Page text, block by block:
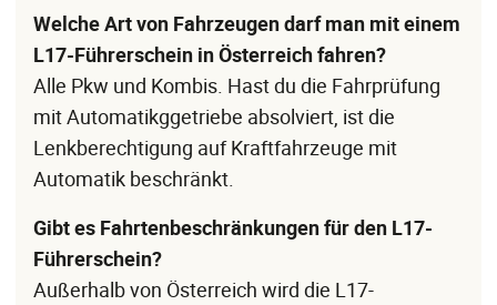
Welche Art von Fahrzeugen darf man mit einem
L17-Führerschein in Österreich fahren?
Alle Pkw und Kombis. Hast du die Fahrprüfung
mit Automatikggetriebe absolviert, ist die
Lenkberechtigung auf Kraftfahrzeuge mit
Automatik beschränkt.
Gibt es Fahrtenbeschränkungen für den L17-
Führerschein?
Außerhalb von Österreich wird die L17-